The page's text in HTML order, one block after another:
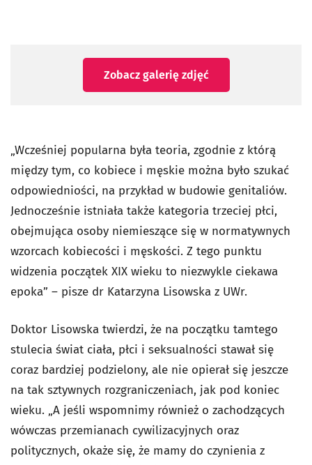
Zobacz galerię zdjęć
„Wcześniej popularna była teoria, zgodnie z którą
między tym, co kobiece i męskie można było szukać
odpowiedniości, na przykład w budowie genitaliów.
Jednocześnie istniała także kategoria trzeciej płci,
obejmująca osoby niemieszące się w normatywnych
wzorcach kobiecości i męskości. Z tego punktu
widzenia początek XIX wieku to niezwykle ciekawa
epoka” – pisze dr Katarzyna Lisowska z UWr.
Doktor Lisowska twierdzi, że na początku tamtego
stulecia świat ciała, płci i seksualności stawał się
coraz bardziej podzielony, ale nie opierał się jeszcze
na tak sztywnych rozgraniczeniach, jak pod koniec
wieku. „A jeśli wspomnimy również o zachodzących
wówczas przemianach cywilizacyjnych oraz
politycznych, okaże się, że mamy do czynienia z